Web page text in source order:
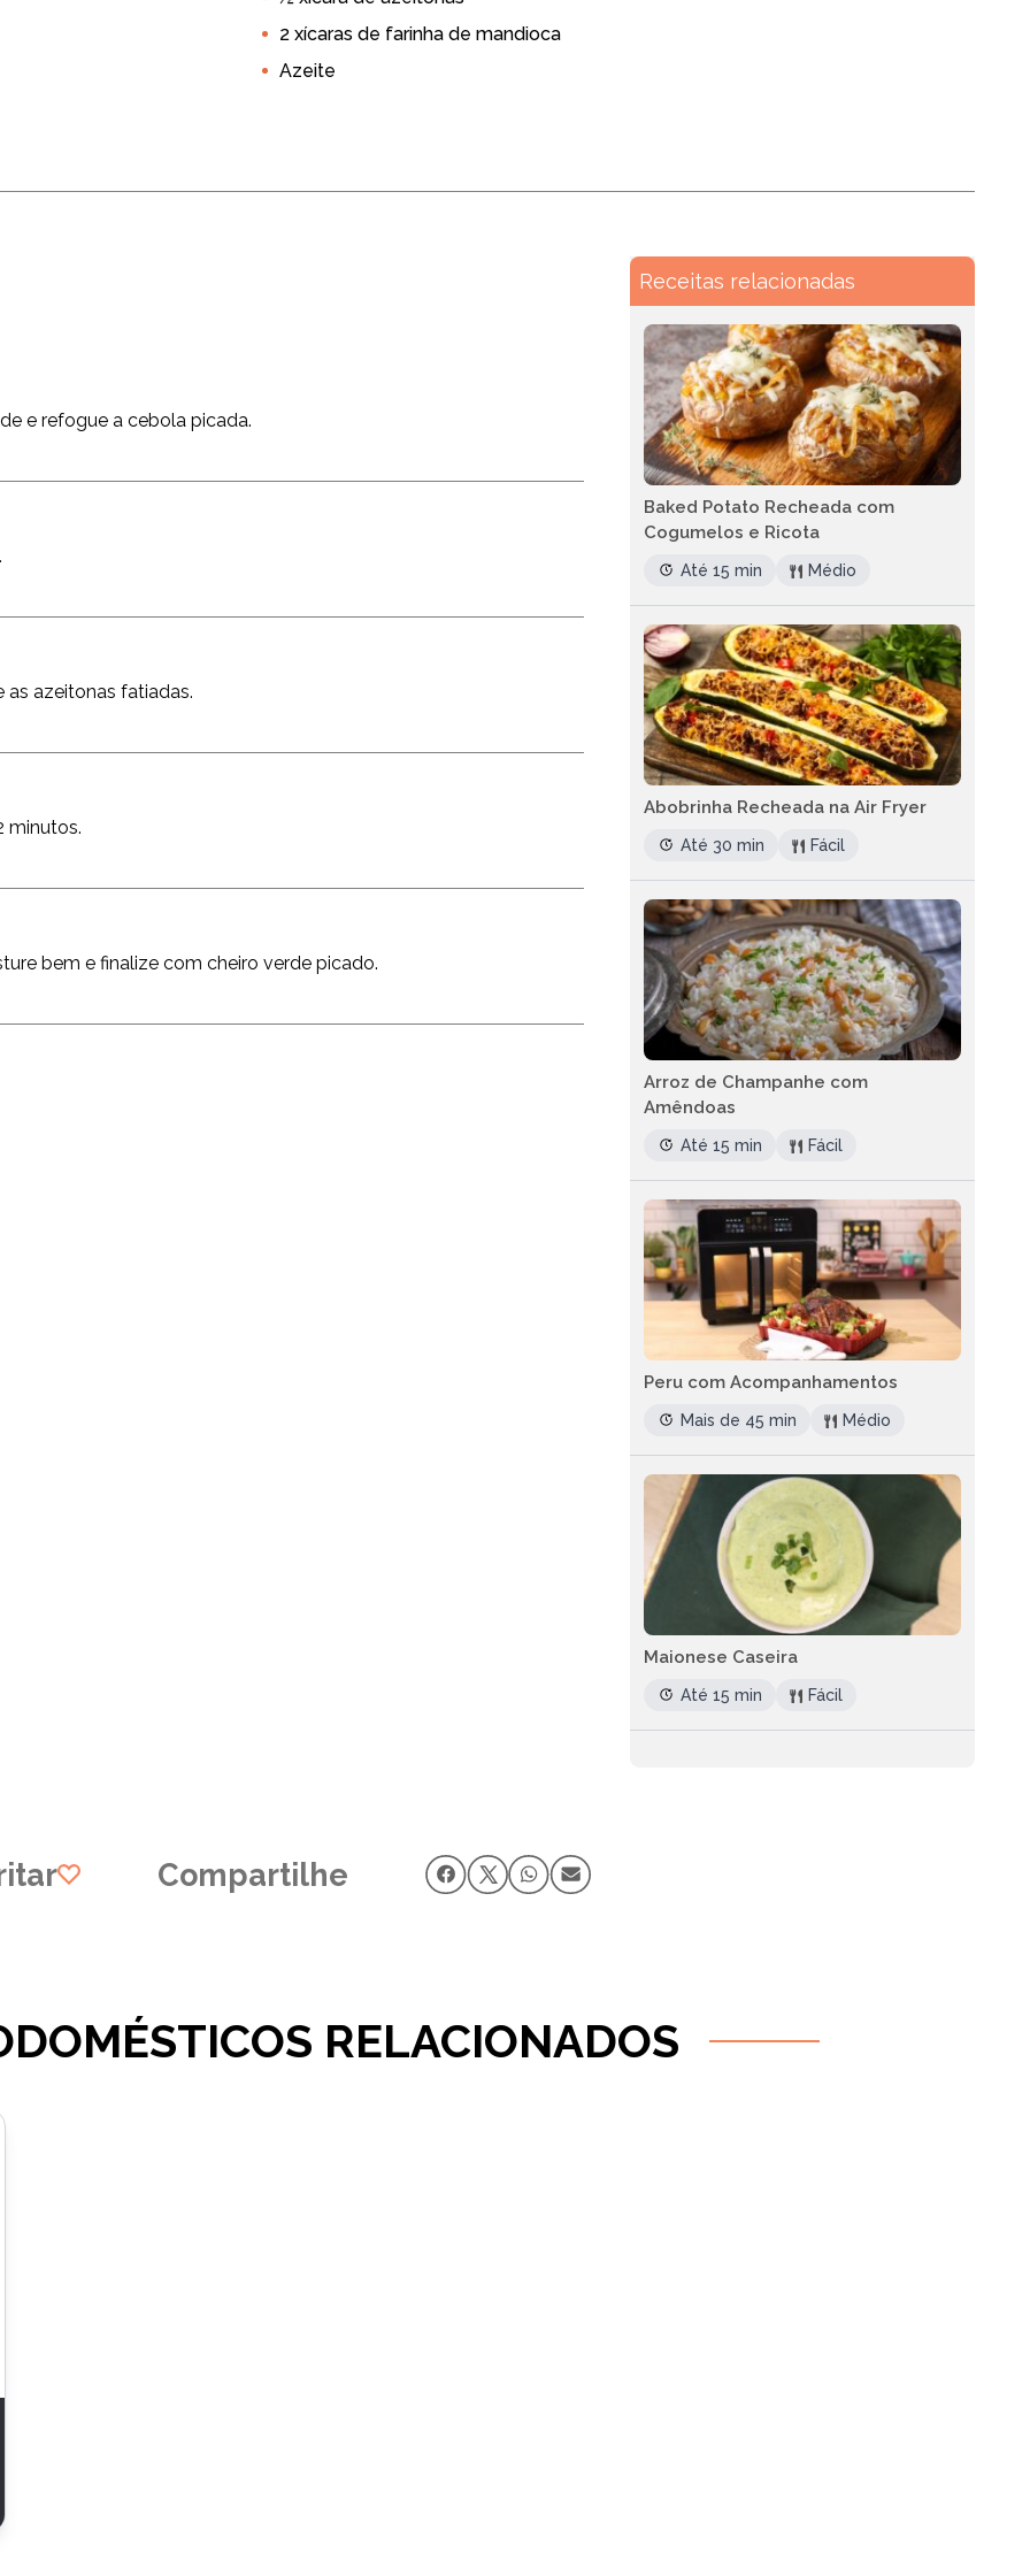
2 xícaras de farinha de mandioca
Azeite
e refogue a cebola picada.
as azeitonas fatiadas.
minutos.
bem e finalize com cheiro verde picado.
Receitas relacionadas
Baked Potato Recheada com
Cogumelos e Ricota
Até 15 min Médio
Abobrinha Recheada na Air Fryer
Até 30 min Fácil
Arroz de Champanhe com
Amêndoas
Até 15 min Fácil
Peru com Acompanhamentos
Mais de 45 min Médio
Maionese Caseira
Até 15 min Fácil
Compartilhe
RELACIONADOS